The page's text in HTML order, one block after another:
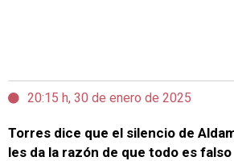
20:15 h, 30 de enero de 2025
Torres dice que el silencio de
les da la razón de que todo es falso